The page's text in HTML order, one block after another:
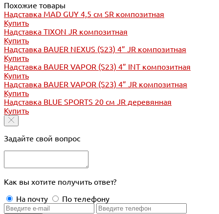
Похожие товары
Надставка MAD GUY 4,5 см SR композитная
Купить
Надставка TIXON JR композитная
Купить
Надставка BAUER NEXUS (S23) 4” JR композитная
Купить
Надставка BAUER VAPOR (S23) 4” INT композитная
Купить
Надставка BAUER VAPOR (S23) 4” JR композитная
Купить
Надставка BLUE SPORTS 20 см JR деревянная
Купить
Задайте свой вопрос
Как вы хотите получить ответ?
На почту
По телефону